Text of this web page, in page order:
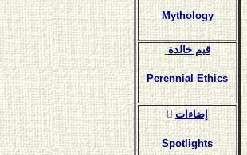
Mythology
قيم خالدة
Perennial Ethics
ٍإضاءات
Spotlights